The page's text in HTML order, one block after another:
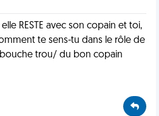
RESTE avec son copain et toi,
te sens-tu dans le rôle de
trou/ du bon copain